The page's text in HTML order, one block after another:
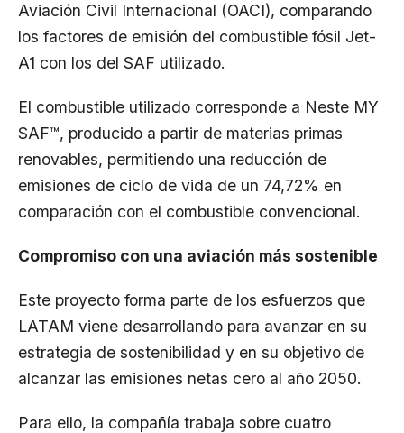
Aviación Civil Internacional (OACI), comparando
los factores de emisión del combustible fósil Jet-
A1 con los del SAF utilizado.
El combustible utilizado corresponde a Neste MY
SAF™, producido a partir de materias primas
renovables, permitiendo una reducción de
emisiones de ciclo de vida de un 74,72% en
comparación con el combustible convencional.
Compromiso con una aviación más sostenible
Este proyecto forma parte de los esfuerzos que
LATAM viene desarrollando para avanzar en su
estrategia de sostenibilidad y en su objetivo de
alcanzar las emisiones netas cero al año 2050.
Para ello, la compañía trabaja sobre cuatro